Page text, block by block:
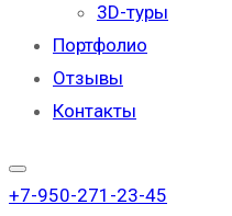
3D-туры
Портфолио
Отзывы
Контакты
+7-950-271-23-45